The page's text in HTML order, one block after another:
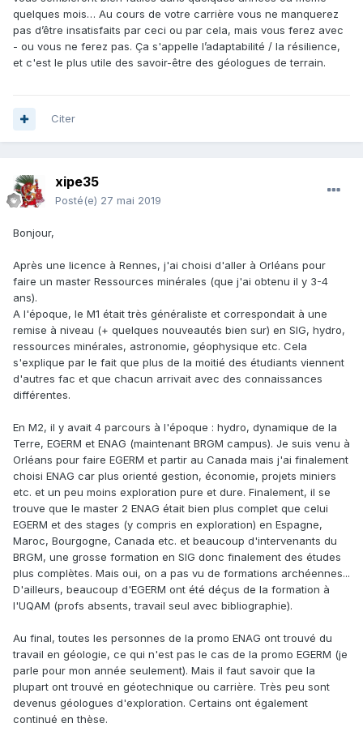
quelques mois… Au cours de votre carrière vous ne manquerez
pas d’être insatisfaits par ceci ou par cela, mais vous ferez avec
- ou vous ne ferez pas. Ça s'appelle l’adaptabilité / la résilience,
et c'est le plus utile des savoir-être des géologues de terrain.
Citer
xipe35
Posté(e) 27 mai 2019
Bonjour,
Après une licence à Rennes, j'ai choisi d'aller à Orléans pour
faire un master Ressources minérales (que j'ai obtenu il y 3-4
ans).
A l'époque, le M1 était très généraliste et correspondait à une
remise à niveau (+ quelques nouveautés bien sur) en SIG, hydro,
ressources minérales, astronomie, géophysique etc. Cela
s'explique par le fait que plus de la moitié des étudiants viennent
d'autres fac et que chacun arrivait avec des connaissances
différentes.
En M2, il y avait 4 parcours à l'époque : hydro, dynamique de la
Terre, EGERM et ENAG (maintenant BRGM campus). Je suis venu à
Orléans pour faire EGERM et partir au Canada mais j'ai finalement
choisi ENAG car plus orienté gestion, économie, projets miniers
etc. et un peu moins exploration pure et dure. Finalement, il se
trouve que le master 2 ENAG était bien plus complet que celui
EGERM et des stages (y compris en exploration) en Espagne,
Maroc, Bourgogne, Canada etc. et beaucoup d'intervenants du
BRGM, une grosse formation en SIG donc finalement des études
plus complètes. Mais oui, on a pas vu de formations archéennes...
D'ailleurs, beaucoup d'EGERM ont été déçus de la formation à
l'UQAM (profs absents, travail seul avec bibliographie).
Au final, toutes les personnes de la promo ENAG ont trouvé du
travail en géologie, ce qui n'est pas le cas de la promo EGERM (je
parle pour mon année seulement). Mais il faut savoir que la
plupart ont trouvé en géotechnique ou carrière. Très peu sont
devenus géologues d'exploration. Certains ont également
continué en thèse.